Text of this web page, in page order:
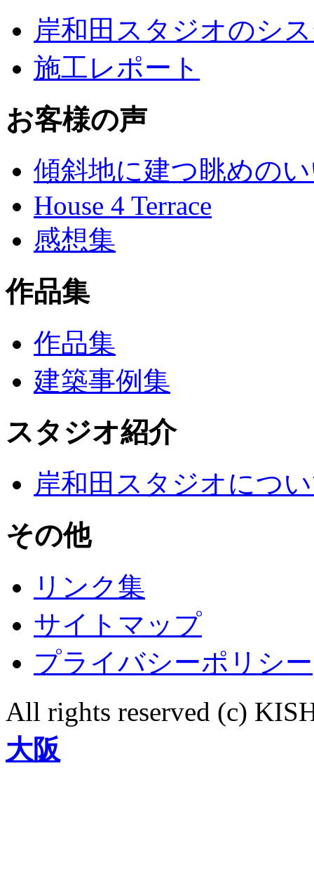
岸和田スタジオのシ
施工レポート
お客様の声
傾斜地に建つ眺めの
House 4 Terrace
感想集
作品集
作品集
建築事例集
スタジオ紹介
岸和田スタジオにつ
その他
リンク集
サイトマップ
プライバシーポリシー
All rights reserved (c)
大阪